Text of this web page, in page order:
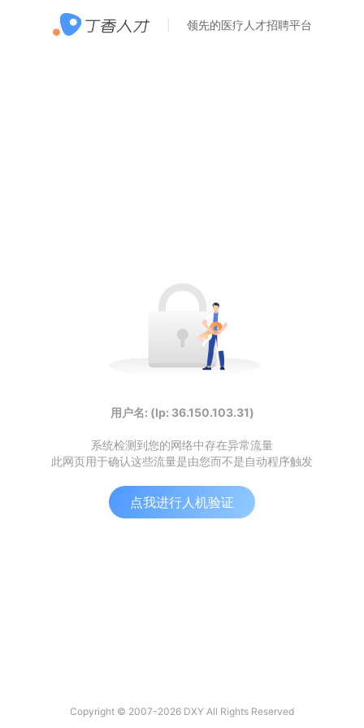
领先的医疗人才招聘平台
用户名: (Ip: 36.150.103.31)
系统检测到您的网络中存在异常流量
此网页用于确认这些流量是由您而不是自动程序触发
点我进行人机验证
Copyright © 2007-2026 DXY All Rights Reserved